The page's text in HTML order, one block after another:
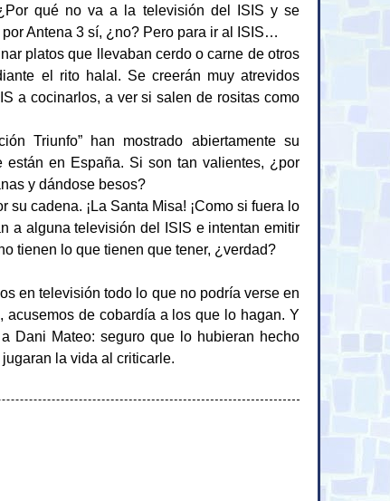
qué no va a la televisión del ISIS y se
Antena 3 sí, ¿no? Pero para ir al ISIS…
platos que llevaban cerdo o carne de otros
el rito halal. Se creerán muy atrevidos
a cocinarlos, a ver si salen de rositas como
Triunfo” han mostrado abiertamente su
están en España. Si son tan valientes, ¿por
y dándose besos?
cadena. ¡La Santa Misa! ¡Como si fuera lo
a alguna televisión del ISIS e intentan emitir
tienen lo que tienen que tener, ¿verdad?
en televisión todo lo que no podría verse en
de cobardía a los que lo hagan. Y
Dani Mateo: seguro que lo hubieran hecho
la vida al criticarle.